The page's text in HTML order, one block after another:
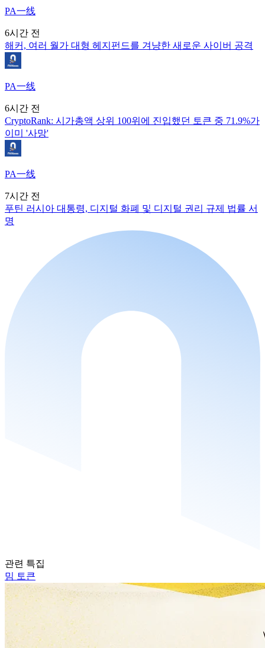
PA一线
6시간 전
해커, 여러 월가 대형 헤지펀드를 겨냥한 새로운 사이버 공격
PA一线
6시간 전
CryptoRank: 시가총액 상위 100위에 진입했던 토큰 중 71.9%가
이미 '사망'
PA一线
7시간 전
푸틴 러시아 대통령, 디지털 화폐 및 디지털 권리 규제 법률 서
명
관련 특집
밈 토큰